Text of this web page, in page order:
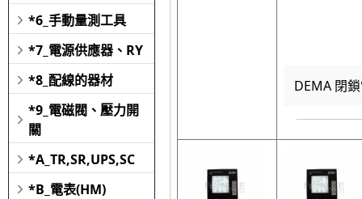
*6_手動量測工具
*7_電源供應器、RY
*8_配線的器材
*9_電磁閥、壓力開
關
*A_TR,SR,UPS,SC
*B_電表(HM)
DEMA 閉